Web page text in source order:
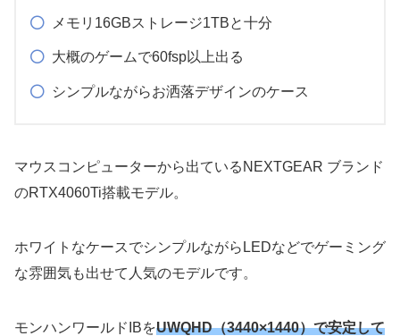
メモリ16GBストレージ1TBと十分
大概のゲームで60fsp以上出る
シンプルながらお洒落デザインのケース
マウスコンピューターから出ているNEXTGEAR ブランド
のRTX4060Ti搭載モデル。
ホワイトなケースでシンプルながらLEDなどでゲーミング
な雰囲気も出せて人気のモデルです。
モンハンワールドIBをUWQHD（3440×1440）で安定して